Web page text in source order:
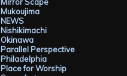
Mukoujima
NEWS
Nishikimachi
Okinawa
Parallel Perspective
Philadelphia
Place for Worship